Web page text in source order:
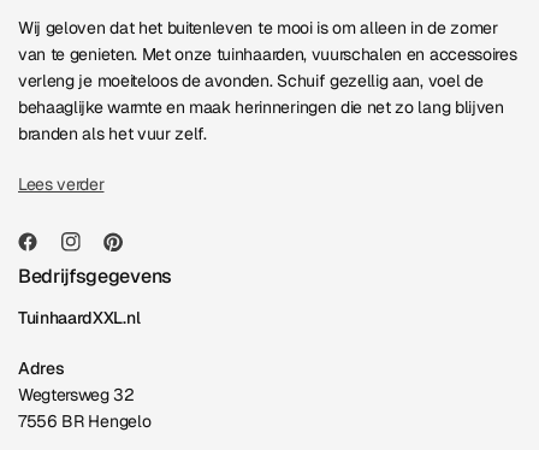
Wij geloven dat het buitenleven te mooi is om alleen in de zomer
van te genieten. Met onze tuinhaarden, vuurschalen en accessoires
verleng je moeiteloos de avonden. Schuif gezellig aan, voel de
behaaglijke warmte en maak herinneringen die net zo lang blijven
branden als het vuur zelf.
Lees verder
Bedrijfsgegevens
TuinhaardXXL.nl
Adres
Wegtersweg 32
7556 BR Hengelo